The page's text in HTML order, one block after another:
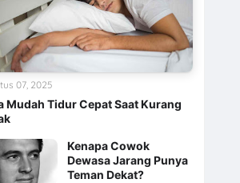
Mudah Tidur Cepat Saat Kurang
07, 2025
Kenapa Cowok
Dewasa Jarang Punya
Teman Dekat?